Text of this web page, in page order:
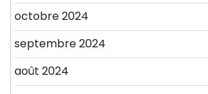
octobre 2024
septembre 2024
août 2024